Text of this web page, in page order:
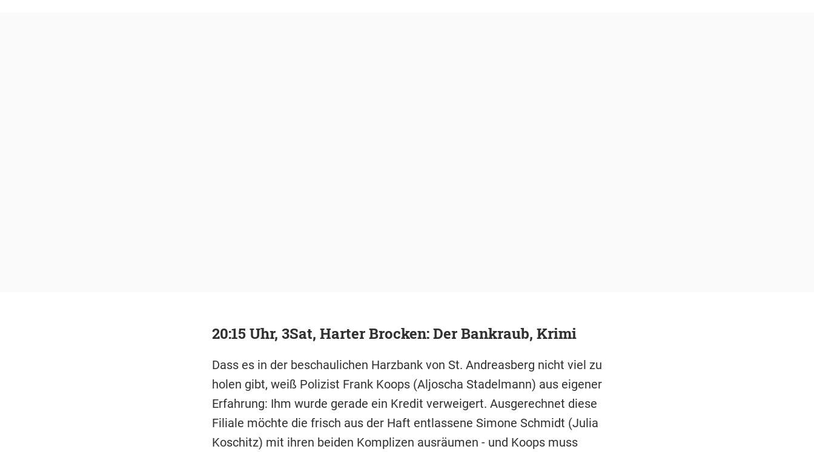
20:15 Uhr, 3Sat, Harter Brocken: Der Bankraub, Krimi
Dass es in der beschaulichen Harzbank von St. Andreasberg nicht viel zu
holen gibt, weiß Polizist Frank Koops (Aljoscha Stadelmann) aus eigener
Erfahrung: Ihm wurde gerade ein Kredit verweigert. Ausgerechnet diese
Filiale möchte die frisch aus der Haft entlassene Simone Schmidt (Julia
Koschitz) mit ihren beiden Komplizen ausräumen - und Koops muss